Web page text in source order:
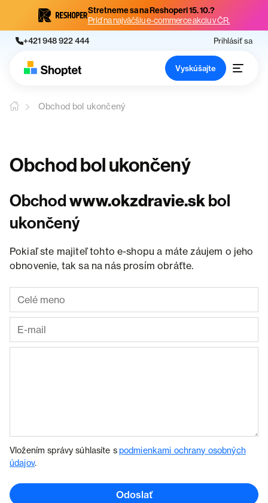
Stretneme sa na Reshoperi 15. 10.?
Príď na najväčšiu e-commerce akciu v ČR.
+421 948 922 444 Prihlásiť sa
Vyskúšajte
Obchod bol ukončený
Obchod bol ukončený
Obchodwww.okzdravie.skbol
ukončený
Pokiaľ ste majiteľ tohto e-shopu a máte záujem o jeho
obnovenie, tak sa na nás prosím obráťte.
Vložením správy súhlasíte spodmienkami ochrany osobných
údajov.
Odoslať